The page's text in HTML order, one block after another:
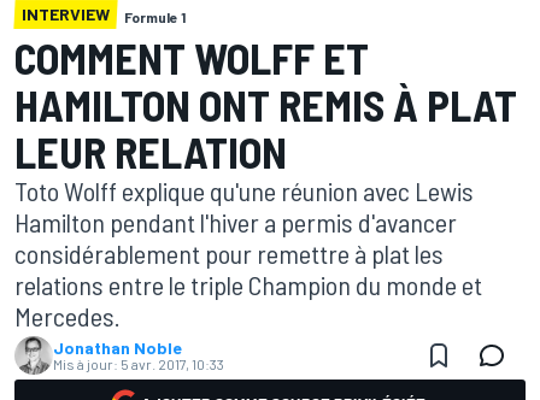
INTERVIEW Formule 1
COMMENT WOLFF ET
HAMILTON ONT REMIS À PLAT
LEUR RELATION
Toto Wolff explique qu'une réunion avec Lewis
Hamilton pendant l'hiver a permis d'avancer
considérablement pour remettre à plat les
relations entre le triple Champion du monde et
Mercedes.
Jonathan Noble
Mis à jour: 5 avr. 2017, 10:33